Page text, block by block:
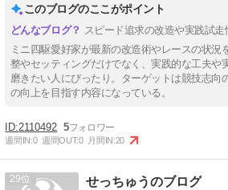
このブログのここがポイント
スピード追求の改造や実践試走
ミニ四駆愛好家が最新の改造術やレースの状況
整やセッティングだけでなく、実践的な工夫や
磨きたい人にぴったり。ターゲットは競技志向
の向上を目指す内容になっている。
2110492 5
週間IN:0 週間OUT:0 月間IN:20
29 せっちゅうのブログ